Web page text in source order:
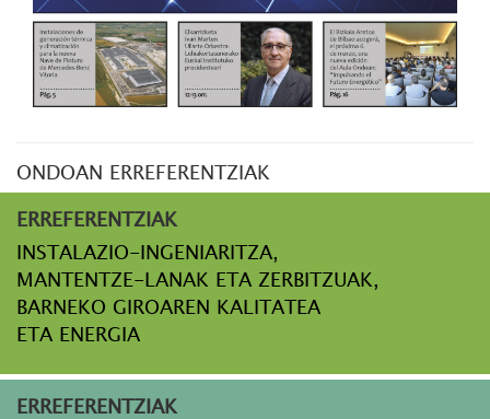
ONDOAN ERREFERENTZIAK
ERREFERENTZIAK
INSTALAZIO-INGENIARITZA,
MANTENTZE-LANAK ETA ZERBITZUAK,
BARNEKO GIROAREN KALITATEA
ETA ENERGIA
ERREFERENTZIAK